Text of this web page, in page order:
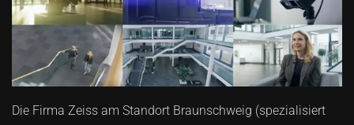
Die Firma Zeiss am Standort Braunschweig (spezialisiert